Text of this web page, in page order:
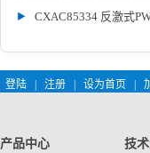
CXAC85334 反激式
登陆 注册 设为首页
产品中心 技